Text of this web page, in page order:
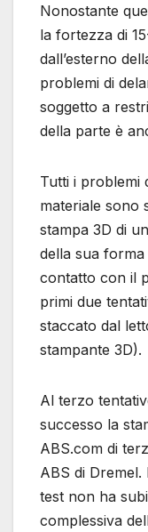
Nonostante
la fortezza di
dall’esterno
problemi di
soggetto a
della parte è
Tutti i problemi
materiale sono
stampa 3D di
della sua
contatto con il
primi due
staccato dal
stampante 3D).
Al terzo
successo la
ABS.com di
ABS di
test non ha
complessiva